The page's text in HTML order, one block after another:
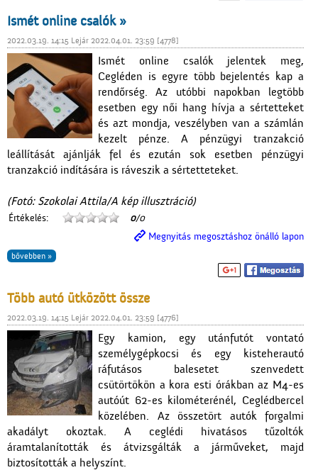
Ismét online csalók »
2022.03.19. 14:15 Lejár 2022.04.01. 23:59 [4778]
Ismét online csalók jelentek meg,
Cegléden is egyre több bejelentés kap a
rendőrség. Az utóbbi napokban legtöbb
esetben egy női hang hívja a sértetteket
és azt mondja, veszélyben van a számlán
kezelt pénze. A pénzügyi tranzakció
leállítását ajánlják fel és ezután sok esetben pénzügyi
tranzakció indítására is ráveszik a sértetteteket.
(Fotó: Szokolai Attila/A kép illusztráció)
Értékelés: 0/0
Megnyitás megosztáshoz önálló lapon
bővebben »
Több autó ütközött össze
2022.03.19. 14:15 Lejár 2022.04.01. 23:59 [4776]
Egy kamion, egy utánfutót vontató
személygépkocsi és egy kisteherautó
ráfutásos balesetet szenvedett
csütörtökön a kora esti órákban az M4-es
autóút 62-es kilométerénél, Ceglédbercel
közelében. Az összetört autók forgalmi
akadályt okoztak. A ceglédi hivatásos tűzoltók
áramtalanították és átvizsgálták a járműveket, majd
biztosították a helyszínt.